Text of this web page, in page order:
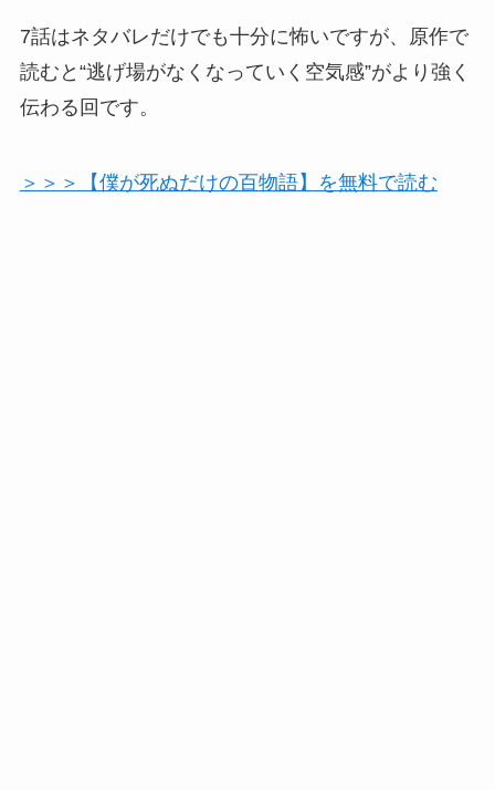
7話はネタバレだけでも十分に怖いですが、原作で
読むと“逃げ場がなくなっていく空気感”がより強く
伝わる回です。
＞＞＞【僕が死ぬだけの百物語】を無料で読む